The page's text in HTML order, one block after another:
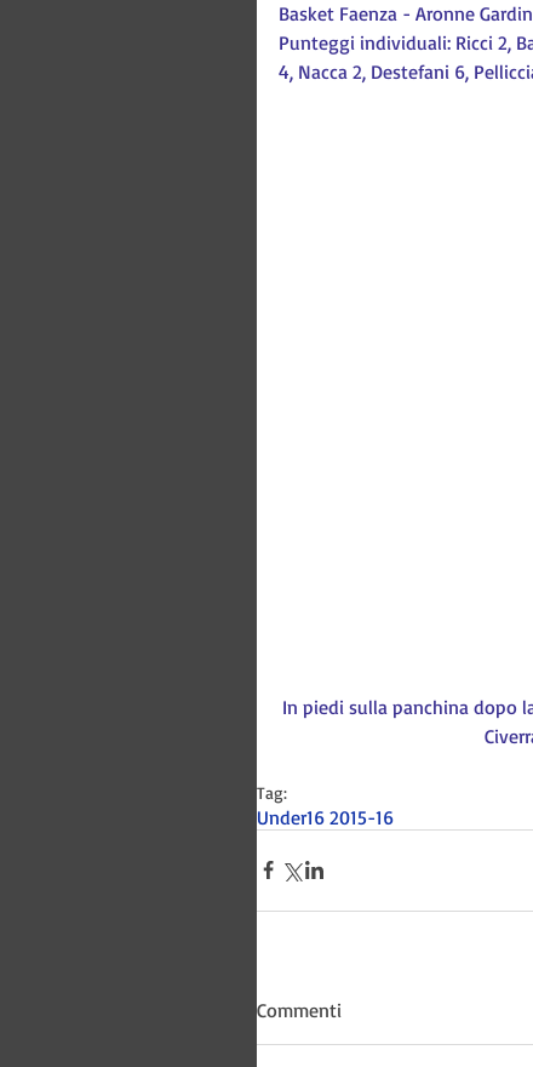
Basket Faenza - Aronne
Punteggi individuali: Ricci 2,
4, Nacca 2, Destefani 6,
In piedi sulla panchina dopo
Tag:
Under16 2015-16
Commenti